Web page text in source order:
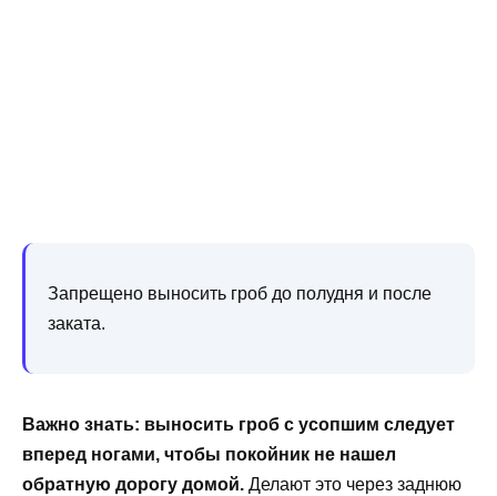
Запрещено выносить гроб до полудня и после
заката.
Важно знать: выносить гроб с усопшим следует
вперед ногами, чтобы покойник не нашел
обратную дорогу домой. Делают это через заднюю